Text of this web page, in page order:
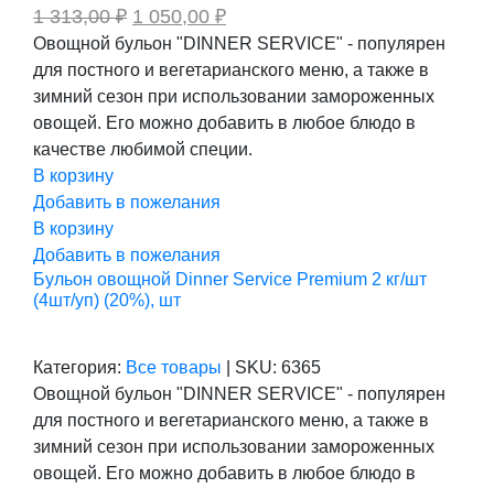
1 313,00₽ Первоначальная
цена
составляла
1
313,00 ₽.
1 050,00 ₽Текущая
цена:
1
050,00 ₽.
Овощной бульон "DINNER SERVICE" - популярен
для постного и вегетарианского меню, а также в
зимний сезон при использовании замороженных
овощей. Его можно добавить в любое блюдо в
качестве любимой специи.
В корзину
Добавить в пожелания
В корзину
Добавить в пожелания
Бульон овощной Dinner Service Premium 2 кг/шт
(4шт/уп) (20%), шт
Категория: Все товары SKU: 6365
Овощной бульон "DINNER SERVICE" - популярен
для постного и вегетарианского меню, а также в
зимний сезон при использовании замороженных
овощей. Его можно добавить в любое блюдо в